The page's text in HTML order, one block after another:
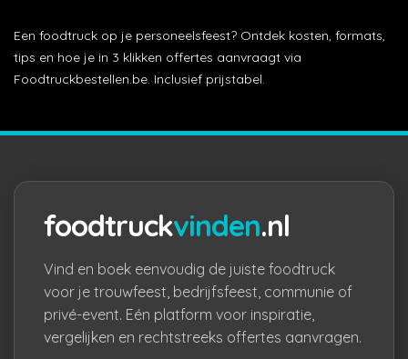
Een foodtruck op je personeelsfeest? Ontdek kosten, formats,
tips en hoe je in 3 klikken offertes aanvraagt via
Foodtruckbestellen.be. Inclusief prijstabel.
foodtruckvinden.nl
Vind en boek eenvoudig de juiste foodtruck
voor je trouwfeest, bedrijfsfeest, communie of
privé-event. Eén platform voor inspiratie,
vergelijken en rechtstreeks offertes aanvragen.